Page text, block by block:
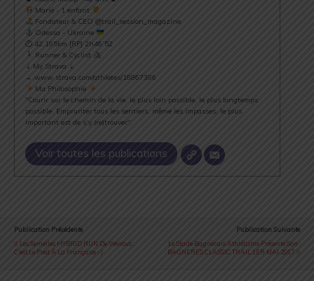
Marié - 1 enfant
Fondateur & CEO @trail_session_magazine
Odessa - Ukraine
⏱ 42.195km [RP] 2h46’52
Runner & Cyclist
⇣ My Strava ⇣
→ www.strava.com/athletes/18867396
Ma Philosophie
"Courir sur le chemin de la vie, le plus loin possible, le plus longtemps
possible. Emprunter tous les sentiers, même les impasses, le plus
important est de s’y (re)trouver".
Voir toutes les publications
Publication Précédente
Les Semelles HYBRID RUN De Wenovs :
C'est Le Pied À La Française :-)
Publication Suivante
Le Stade Bagnérais Athlétisme Présente Son :
BAGNERES CLASSIC TRAIL 1ER MAI 2017